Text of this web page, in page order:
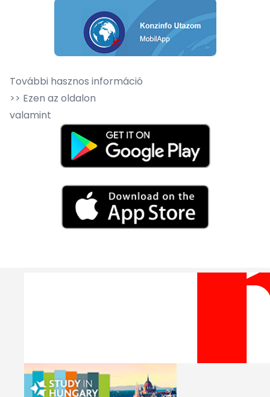
További hasznos információ
>> Ezen az oldalon
valamint